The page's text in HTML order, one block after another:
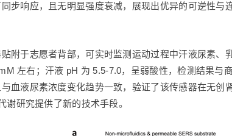
步响应，且无明显强度衰减，展现出优异的可逆性
附于志愿者背部，可实时监测运动过程中汗液尿素
左右；汗液 pH 为 5.5-7.0，呈弱酸性，检测结果与
血液尿素浓度变化趋势一致，验证了该传感器在无
研究提供了新的技术手段。